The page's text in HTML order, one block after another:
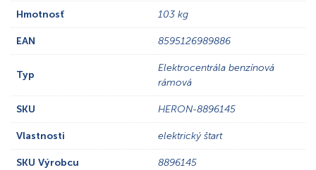
Hmotnosť 103 kg
EAN 8595126989886
Typ
Elektrocentrála benzínová
rámová
SKU HERON-8896145
Vlastnosti elektrický štart
SKU Výrobcu 8896145